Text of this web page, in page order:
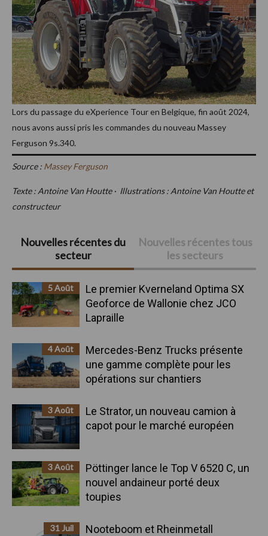
Lors du passage du eXperience Tour en Belgique, fin août 2024,
nous avons aussi pris les commandes du nouveau Massey
Ferguson 9s.340.
Source : Massey Ferguson
Texte : Antoine Van Houtte · Illustrations : Antoine Van Houtte et
constructeur
Barre
latérale
principale
Nouvelles récentes du
secteur
Nouvelles récentes tous
les secteurs
5 Août
Le premier Kverneland Optima SX
Geoforce de Wallonie chez JCO
Lapraille
4 Août
Mercedes-Benz Trucks présente
une gamme complète pour les
opérations sur chantiers
3 Août
Le Strator, un nouveau camion à
capot pour le marché européen
3 Août
Pöttinger lance le Top V 6520 C, un
nouvel andaineur porté deux
toupies
31 Juil
Nooteboom et Rheinmetall